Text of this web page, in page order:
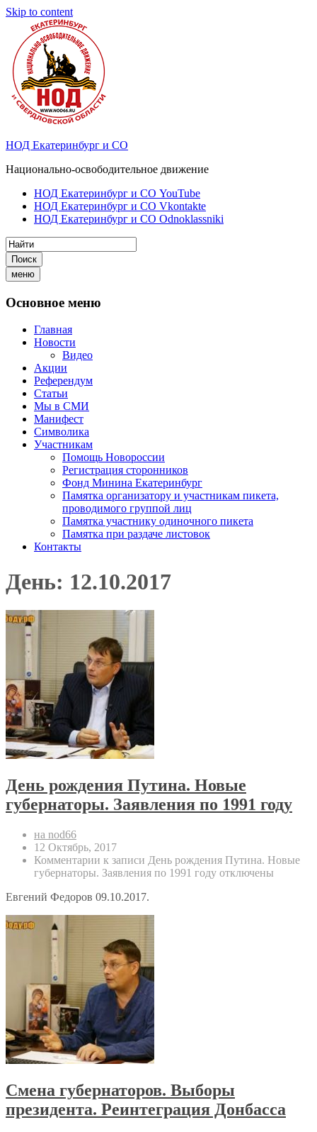
Skip to content
НОД Екатеринбург и СО
Национально-освободительное движение
НОД Екатеринбург и СО YouTube
НОД Екатеринбург и СО Vkontakte
НОД Екатеринбург и СО Odnoklassniki
Поиск
меню
Основное меню
Главная
Новости
Видео
Акции
Референдум
Статьи
Мы в СМИ
Манифест
Символика
Участникам
Помощь Новороссии
Регистрация сторонников
Фонд Минина Екатеринбург
Памятка организатору и участникам пикета,
проводимого группой лиц
Памятка участнику одиночного пикета
Памятка при раздаче листовок
Контакты
День: 12.10.2017
День рождения Путина. Новые
губернаторы. Заявления по 1991 году
на nod66
12 Октябрь, 2017
Комментарии к записи День рождения Путина. Новые
губернаторы. Заявления по 1991 году отключены
Евгений Федоров 09.10.2017.
Смена губернаторов. Выборы
президента. Реинтеграция Донбасса